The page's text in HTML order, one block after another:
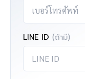
LINE ID (ถ้ามี)